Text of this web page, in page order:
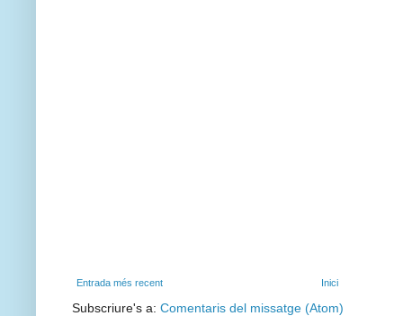
Entrada més recent Inici
Subscriure's a: Comentaris del missatge (Atom)